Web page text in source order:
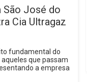
São José do
Cia Ultragaz
fundamental do
que passam
a empresa